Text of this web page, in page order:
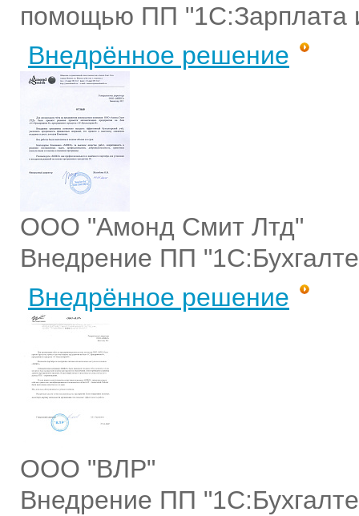
помощью ПП "1С:Зарплата
Внедрённое решение
ООО "Амонд Смит Лтд"
Внедрение ПП
Внедрённое решение
ООО "ВЛР"
Внедрение ПП